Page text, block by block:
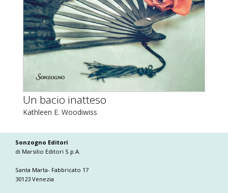
Un bacio inatteso
Kathleen E. Woodiwiss
Sonzogno Editori
di Marsilio Editori S.p.A.
Santa Marta- Fabbricato 17
30123 Venezia